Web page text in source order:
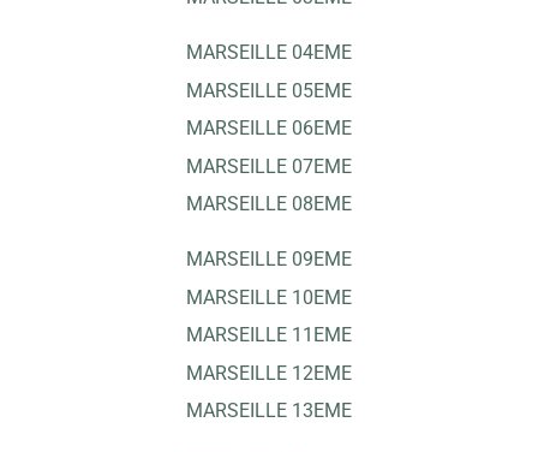
MARSEILLE 04EME
MARSEILLE 05EME
MARSEILLE 06EME
MARSEILLE 07EME
MARSEILLE 08EME
MARSEILLE 09EME
MARSEILLE 10EME
MARSEILLE 11EME
MARSEILLE 12EME
MARSEILLE 13EME